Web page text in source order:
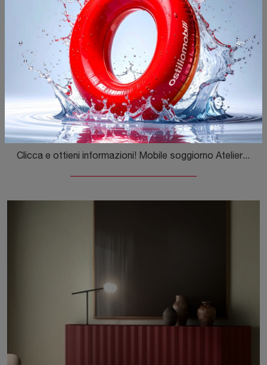
Atelier Resina Lava
Clicca e ottieni informazioni! Mobile soggiorno Atelier Resina Lava di Capo d'Opera in materico: ti sta aspettando per valorizzare le tue stanze ...